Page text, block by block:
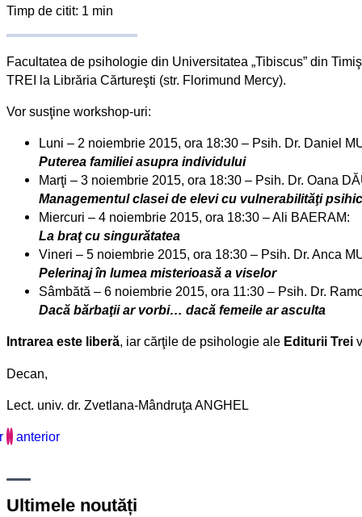
Timp de citit: 1 min
Facultatea de psihologie din Universitatea „Tibiscus” din
TREI la Librăria Cărtureşti (str. Florimund Mercy).
Vor susţine workshop-uri:
Luni – 2 noiembrie 2015, ora 18:30 – Psih. Dr. Daniel
Puterea familiei asupra individului
Marţi – 3 noiembrie 2015, ora 18:30 – Psih. Dr. Oana
Managementul clasei de elevi cu vulnerabilităţi
Miercuri – 4 noiembrie 2015, ora 18:30 – Ali BAERAM:
La braţ cu singurătatea
Vineri – 5 noiembrie 2015, ora 18:30 – Psih. Dr. Anca
Pelerinaj în lumea misterioasă a viselor
Sâmbătă – 6 noiembrie 2015, ora 11:30 – Psih. Dr.
Dacă bărbaţii ar vorbi… dacă femeile ar asculta
Intrarea este liberă, iar cărţile de psihologie ale Editurii Trei
Decan,
Lect. univ. dr. Zvetlana-Mândruţa ANGHEL
anterior
Ultimele noutăți